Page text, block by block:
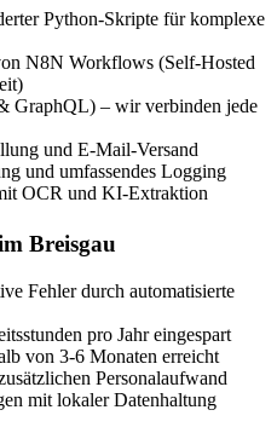
Python-Skripte für komplexe
N8N Workflows (Self-Hosted
GraphQL) – wir verbinden jede
und E-Mail-Versand
und umfassendes Logging
OCR und KI-Extraktion
Breisgau
Fehler durch automatisierte
pro Jahr eingespart
von 3-6 Monaten erreicht
Personalaufwand
mit lokaler Datenhaltung